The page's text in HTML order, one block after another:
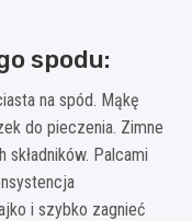
spodu:
na spód. Mąkę
do pieczenia. Zimne
Palcami
i szybko zagnieć